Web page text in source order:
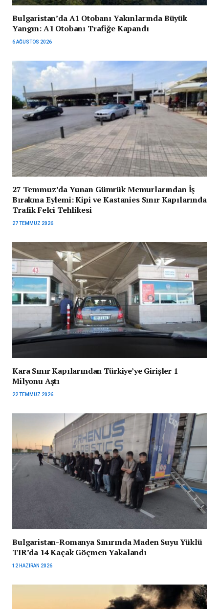
Bulgaristan’da A1 Otobanı Yakınlarında Büyük
Yangın: A1 Otobanı Trafiğe Kapandı
6 AĞUSTOS 2026
27 Temmuz’da Yunan Gümrük Memurlarından İş
Bırakma Eylemi: Kipi ve Kastanies Sınır Kapılarında
Trafik Felci Tehlikesi
27 TEMMUZ 2026
Kara Sınır Kapılarından Türkiye’ye Girişler 1
Milyonu Aştı
22 TEMMUZ 2026
Bulgaristan-Romanya Sınırında Maden Suyu Yüklü
TIR’da 14 Kaçak Göçmen Yakalandı
12 HAZIRAN 2026